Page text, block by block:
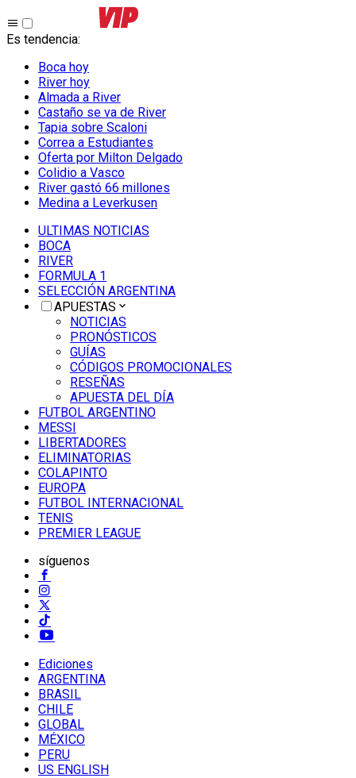
Es tendencia:
Boca hoy
River hoy
Almada a River
Castaño se va de River
Tapia sobre Scaloni
Correa a Estudiantes
Oferta por Milton Delgado
Colidio a Vasco
River gastó 66 millones
Medina a Leverkusen
ULTIMAS NOTICIAS
BOCA
RIVER
FORMULA 1
SELECCIÓN ARGENTINA
APUESTAS
NOTICIAS
PRONÓSTICOS
GUÍAS
CÓDIGOS PROMOCIONALES
RESEÑAS
APUESTA DEL DÍA
FUTBOL ARGENTINO
MESSI
LIBERTADORES
ELIMINATORIAS
COLAPINTO
EUROPA
FUTBOL INTERNACIONAL
TENIS
PREMIER LEAGUE
síguenos
Ediciones
ARGENTINA
BRASIL
CHILE
GLOBAL
MÉXICO
PERU
US ENGLISH